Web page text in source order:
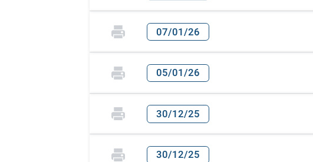
07/01/26
05/01/26
30/12/25
30/12/25